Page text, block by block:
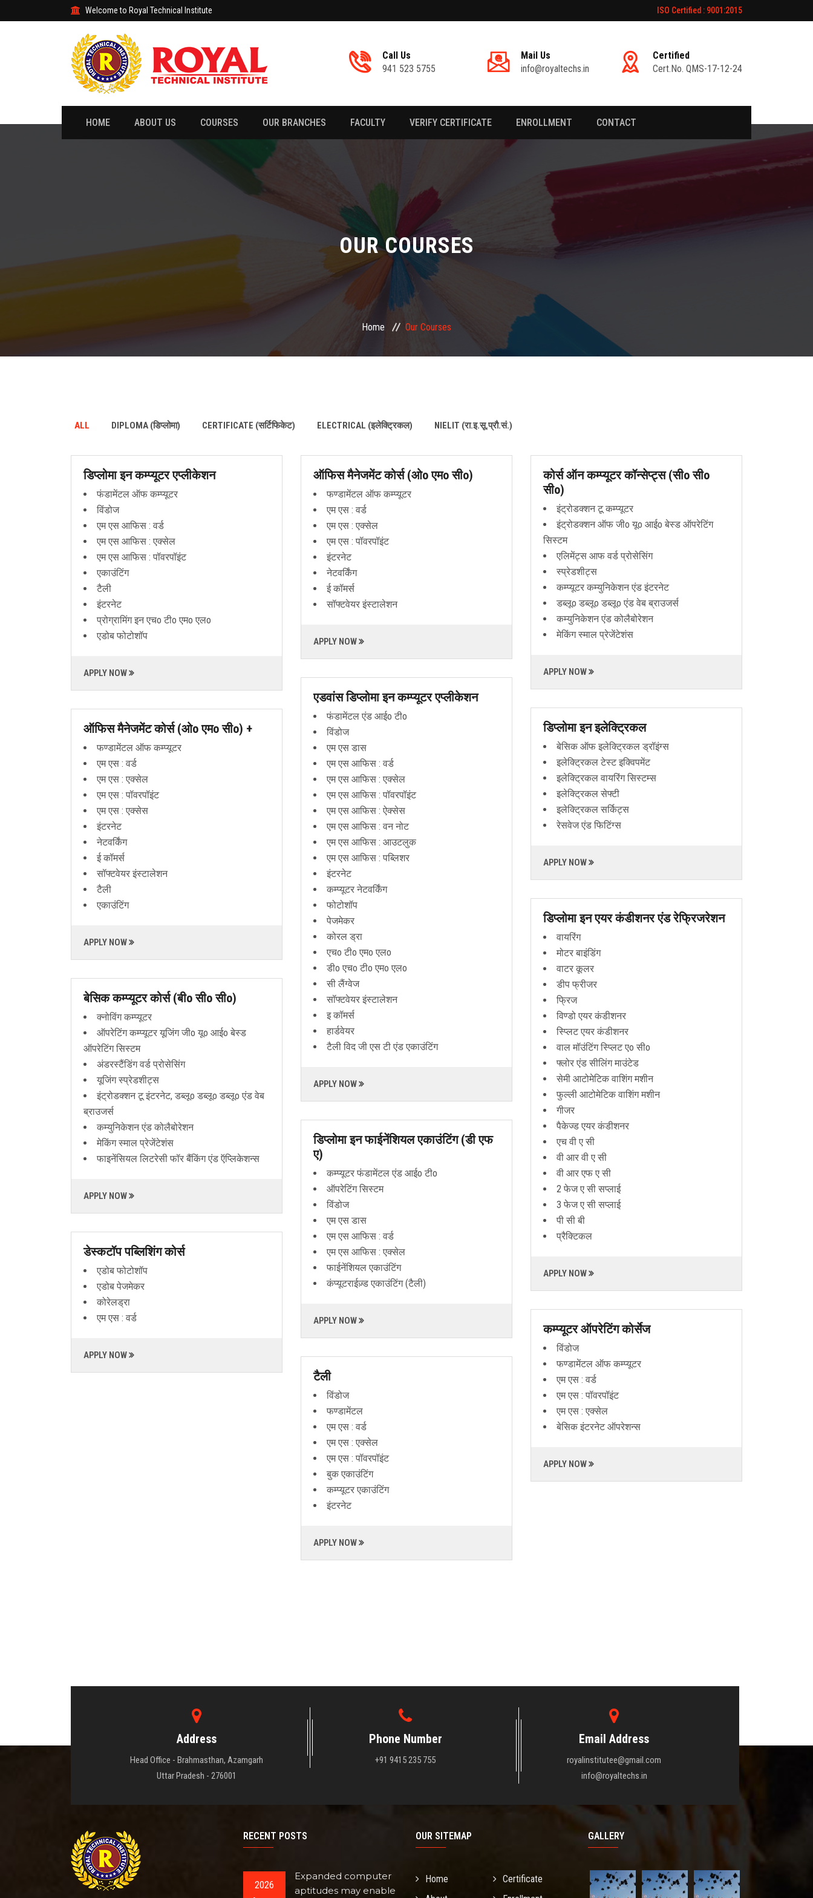
Welcome to Royal Technical Institute ISO Certified : 9001:2015
Call Us
941 523 5755
Mail Us
info@royaltechs.in
Certified
Cert.No. QMS-17-12-24
HOME ABOUT US COURSES OUR BRANCHES FACULTY VERIFY CERTIFICATE ENROLLMENT CONTACT
OUR COURSES
Home Our Courses
ALL DIPLOMA (डिप्लोमा) CERTIFICATE (सर्टिफिकेट) ELECTRICAL (इलेक्ट्रिकल) NIELIT (रा.इ.सू.प्रौ.सं.)
डिप्लोमा इन कम्प्यूटर एप्लीकेशन
फंडामेंटल ऑफ कम्प्यूटर
विंडोज
एम एस आफिस : वर्ड
एम एस आफिस : एक्सेल
एम एस आफिस : पॉवरपॉइंट
एकाउंटिंग
टैली
इंटरनेट
प्रोग्रामिंग इन एचo टीo एमo एलo
एडोब फोटोशॉप
APPLY NOW
ऑफिस मैनेजमेंट कोर्स (ओo एमo सीo)
फण्डामेंटल ऑफ कम्प्यूटर
एम एस : वर्ड
एम एस : एक्सेल
एम एस : पॉवरपॉइंट
इंटरनेट
नेटवर्किंग
ई कॉमर्स
सॉफ्टवेयर इंस्टालेशन
APPLY NOW
कोर्स ऑन कम्प्यूटर कॉन्सेप्ट्स (सीo सीo
सीo)
इंट्रोडक्शन टू कम्प्यूटर
इंट्रोडक्शन ऑफ जीo यूo आईo बेस्ड ऑपरेटिंग
सिस्टम
एलिमेंट्स आफ वर्ड प्रोसेसिंग
स्प्रेडशीट्स
कम्प्यूटर कम्युनिकेशन एंड इंटरनेट
डब्लूo डब्लूo डब्लूo एंड वेब ब्राउजर्स
कम्युनिकेशन एंड कोलैबोरेशन
मेकिंग स्माल प्रेजेंटेशंस
APPLY NOW
एडवांस डिप्लोमा इन कम्प्यूटर एप्लीकेशन
फंडामेंटल एंड आईo टीo
विंडोज
एम एस डास
एम एस आफिस : वर्ड
एम एस आफिस : एक्सेल
एम एस आफिस : पॉवरपॉइंट
एम एस आफिस : ऐक्सेस
एम एस आफिस : वन नोट
एम एस आफिस : आउटलुक
एम एस आफिस : पब्लिशर
इंटरनेट
कम्प्यूटर नेटवर्किंग
फोटोशॉप
पेजमेकर
कोरल ड्रा
एचo टीo एमo एलo
डीo एचo टीo एमo एलo
सी लैंग्वेज
सॉफ्टवेयर इंस्टालेशन
इ कॉमर्स
हार्डवेयर
टैली विद जी एस टी एंड एकाउंटिंग
APPLY NOW
डिप्लोमा इन इलेक्ट्रिकल
बेसिक ऑफ इलेक्ट्रिकल ड्रॉइंग्स
इलेक्ट्रिकल टेस्ट इक्विपमेंट
इलेक्ट्रिकल वायरिंग सिस्टम्स
इलेक्ट्रिकल सेफ्टी
इलेक्ट्रिकल सर्किट्स
रेसवेज एंड फिटिंग्स
APPLY NOW
ऑफिस मैनेजमेंट कोर्स (ओo एमo सीo) +
फण्डामेंटल ऑफ कम्प्यूटर
एम एस : वर्ड
एम एस : एक्सेल
एम एस : पॉवरपॉइंट
एम एस : एक्सेस
इंटरनेट
नेटवर्किंग
ई कॉमर्स
सॉफ्टवेयर इंस्टालेशन
टैली
एकाउंटिंग
APPLY NOW
डिप्लोमा इन एयर कंडीशनर एंड रेफ्रिजरेशन
वायरिंग
मोटर बाइंडिंग
वाटर कूलर
डीप फ्रीजर
फ्रिज
विण्डो एयर कंडीशनर
स्प्लिट एयर कंडीशनर
वाल मॉउंटिंग स्प्लिट एo सीo
फ्लोर एंड सीलिंग माउंटेड
सेमी आटोमेटिक वाशिंग मशीन
फुल्ली आटोमेटिक वाशिंग मशीन
गीजर
पैकेज्ड एयर कंडीशनर
एच वी ए सी
वी आर वी ए सी
वी आर एफ ए सी
2 फेज ए सी सप्लाई
3 फेज ए सी सप्लाई
पी सी बी
प्रैक्टिकल
APPLY NOW
बेसिक कम्प्यूटर कोर्स (बीo सीo सीo)
क्नोविंग कम्प्यूटर
ऑपरेटिंग कम्प्यूटर यूजिंग जीo यूo आईo बेस्ड
ऑपरेटिंग सिस्टम
अंडरस्टैंडिंग वर्ड प्रोसेसिंग
यूजिंग स्प्रेडशीट्स
इंट्रोडक्शन टू इंटरनेट, डब्लूo डब्लूo डब्लूo एंड वेब
ब्राउजर्स
कम्युनिकेशन एंड कोलैबोरेशन
मेकिंग स्माल प्रेजेंटेशंस
फाइनेंसियल लिटरेसी फॉर बैंकिंग एंड ऍप्लिकेशन्स
APPLY NOW
डिप्लोमा इन फाईनेंशियल एकाउंटिंग (डी एफ
ए)
कम्प्यूटर फंडामेंटल एंड आईo टीo
ऑपरेटिंग सिस्टम
विंडोज
एम एस डास
एम एस आफिस : वर्ड
एम एस आफिस : एक्सेल
फाईनेंशियल एकाउंटिंग
कंप्यूटराईज़्ड एकाउंटिंग (टैली)
APPLY NOW
डेस्कटॉप पब्लिशिंग कोर्स
एडोब फोटोशॉप
एडोब पेजमेकर
कोरेलड्रा
एम एस : वर्ड
APPLY NOW
कम्प्यूटर ऑपरेटिंग कोर्सेज
विंडोज
फण्डामेंटल ऑफ कम्प्यूटर
एम एस : वर्ड
एम एस : पॉवरपॉइंट
एम एस : एक्सेल
बेसिक इंटरनेट ऑपरेशन्स
APPLY NOW
टैली
विंडोज
फण्डामेंटल
एम एस : वर्ड
एम एस : एक्सेल
एम एस : पॉवरपॉइंट
बुक एकाउंटिंग
कम्प्यूटर एकाउंटिंग
इंटरनेट
APPLY NOW
Address
Head Office - Brahmasthan, Azamgarh
Uttar Pradesh - 276001
Phone Number
+91 9415 235 755
Email Address
royalinstitutee@gmail.com
info@royaltechs.in
RECENT POSTS
2026
Expanded computer
aptitudes may enable
OUR SITEMAP
Home
Certificate
GALLERY